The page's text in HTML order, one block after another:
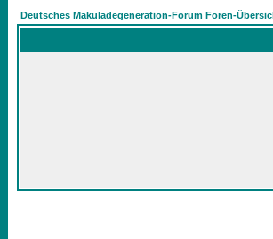
Deutsches Makuladegeneration-Forum Foren-